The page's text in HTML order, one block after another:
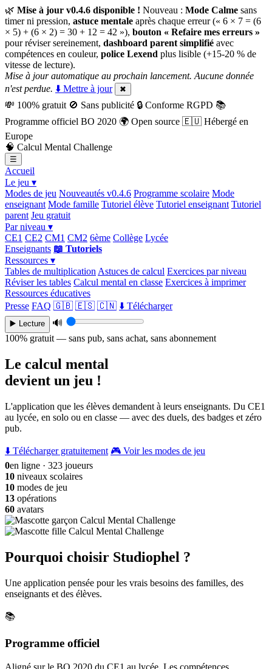
🌿 Mise à jour v0.4.6 disponible ! Nouveau : Mode Calme sans
timer ni pression, astuce mentale après chaque erreur (« 6 × 7 = (6
× 5) + (6 × 2) = 30 + 12 = 42 »), bouton « Refaire mes erreurs »
pour réviser sereinement, dashboard parent simplifié avec
compétences en couleur, police Lexend plus lisible (+15-20 % de
vitesse de lecture).
Mise à jour automatique au prochain lancement. Aucune donnée
n'est perdue. ⬇️ Mettre à jour ✖
💸 100% gratuit 🚫 Sans publicité 🔒 Conforme RGPD 📚
Programme officiel BO 2020 🌍 Open source 🇪🇺 Hébergé en
Europe
🧠 Calcul Mental Challenge
☰
Accueil
Le jeu ▾
Modes de jeu Nouveautés v0.4.6 Programme scolaire Mode
enseignant Mode famille Tutoriel élève Tutoriel enseignant Tutoriel
parent Jeu gratuit
Par niveau ▾
CE1 CE2 CM1 CM2 6ème Collège Lycée
Enseignants 📖 Tutoriels
Ressources ▾
Tables de multiplication Astuces de calcul Exercices par niveau
Réviser les tables Calcul mental en classe Exercices à imprimer
Ressources éducatives
Presse FAQ 🇬🇧 🇪🇸 🇨🇳 ⬇️ Télécharger
▶️ Lecture
🔊
100% gratuit — sans pub, sans achat, sans abonnement
Le calcul mental
devient un jeu !
L'application que les élèves demandent à leurs enseignants. Du CE1
au lycée, en solo ou en classe — avec des duels, des badges et zéro
pub.
⬇️ Télécharger gratuitement 🎮 Voir les modes de jeu
0en ligne · 323 joueurs
10 niveaux scolaires
10 modes de jeu
13 opérations
60 avatars
Pourquoi choisir Studiophel ?
Une application pensée pour les vrais besoins des familles, des
enseignants et des élèves.
📚
Programme officiel
Aligné sur le BO 2020 du CE1 au lycée. Les compétences